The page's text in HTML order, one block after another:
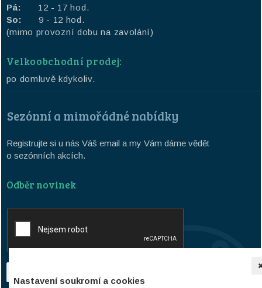
Nastavení soukromí a cookies
Pá: 12 - 17 hod.
So: 9 - 12 hod.
(mimo provozní dobu na zavolání)
Velkoobchodní prodej:
po domluvě kdykoliv.
Sezónní a mimořádné nabídky
Registrujte si u nás Váš email a my Vám dáme vědět
o sezónních akcích.
Odběr novinek